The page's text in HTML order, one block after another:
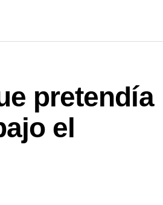
pretendía
el